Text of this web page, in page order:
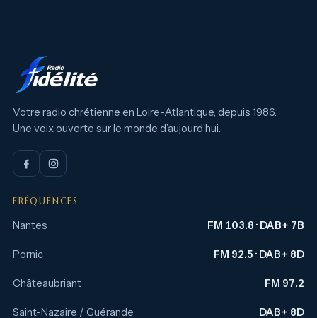
Votre radio chrétienne en Loire-Atlantique, depuis 1986.
Une voix ouverte sur le monde d’aujourd’hui.
FRÉQUENCES
Nantes FM 103.8 · DAB+ 7B
Pornic FM 92.5 · DAB+ 8D
Châteaubriant FM 97.2
Saint-Nazaire / Guérande DAB+ 8D